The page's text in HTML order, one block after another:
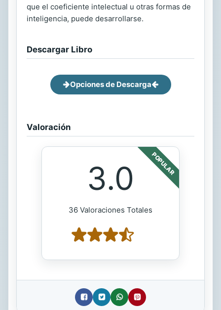
que el coeficiente intelectual u otras formas de
inteligencia, puede desarrollarse.
Descargar Libro
Opciones de Descarga
Valoración
POPULAR
3.0
36 Valoraciones Totales